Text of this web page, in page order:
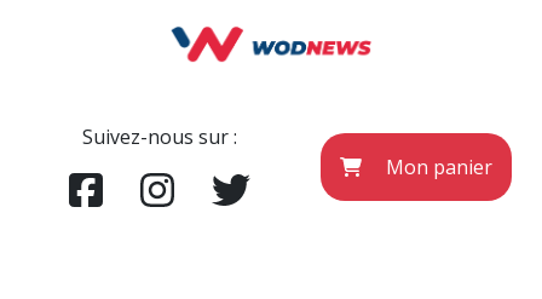
Suivez-nous sur :
Mon panier